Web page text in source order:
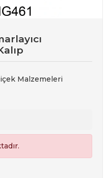
Malzemeleri